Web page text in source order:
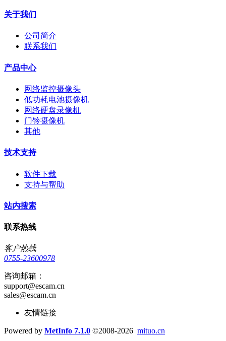
关于我们
公司简介
联系我们
产品中心
网络监控摄像头
低功耗电池摄像机
网络硬盘录像机
门铃摄像机
其他
技术支持
软件下载
支持与帮助
站内搜索
联系热线
客户热线
0755-23600978
咨询邮箱：
support@escam.cn
sales@escam.cn
友情链接
Powered by MetInfo 7.1.0 ©2008-2026 mituo.cn